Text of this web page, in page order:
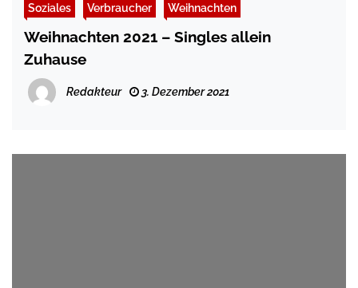
Soziales Verbraucher Weihnachten
Weihnachten 2021 – Singles allein
Zuhause
Redakteur 3. Dezember 2021